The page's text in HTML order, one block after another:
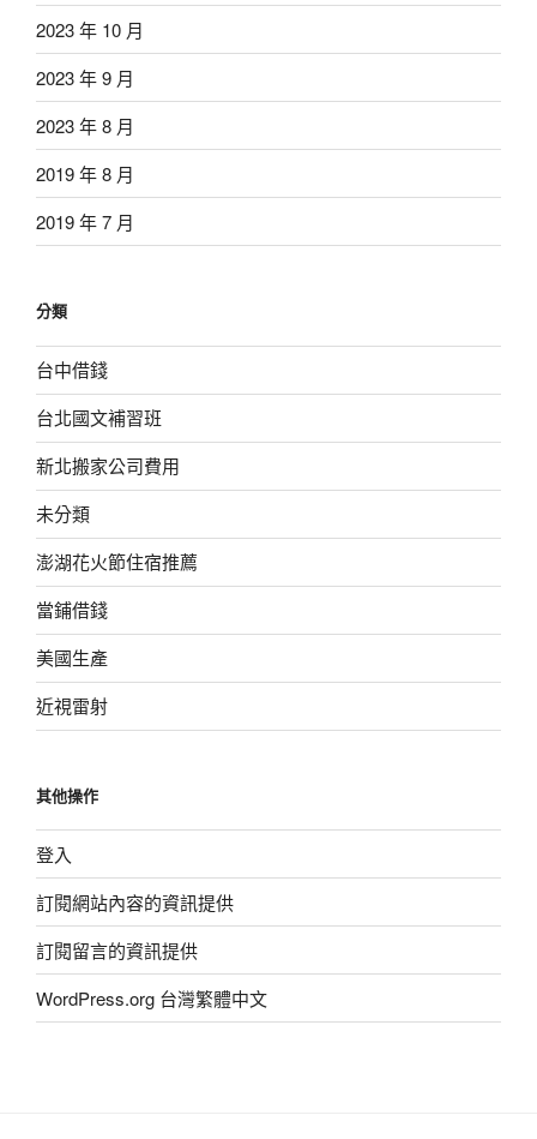
2023 年 10 月
2023 年 9 月
2023 年 8 月
2019 年 8 月
2019 年 7 月
分類
台中借錢
台北國文補習班
新北搬家公司費用
未分類
澎湖花火節住宿推薦
當鋪借錢
美國生產
近視雷射
其他操作
登入
訂閱網站內容的資訊提供
訂閱留言的資訊提供
WordPress.org 台灣繁體中文